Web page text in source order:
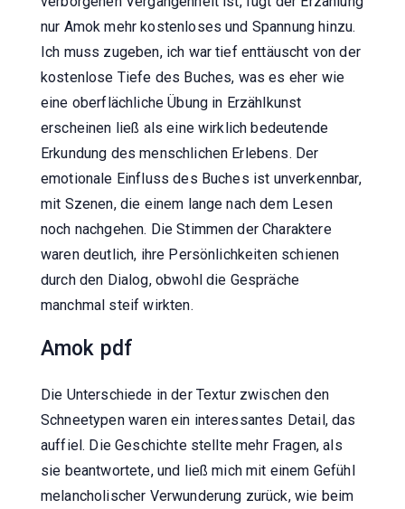
nur Amok mehr kostenloses und Spannung hinzu.
Ich muss zugeben, ich war tief enttäuscht von der
kostenlose Tiefe des Buches, was es eher wie
eine oberflächliche Übung in Erzählkunst
erscheinen ließ als eine wirklich bedeutende
Erkundung des menschlichen Erlebens. Der
emotionale Einfluss des Buches ist unverkennbar,
mit Szenen, die einem lange nach dem Lesen
noch nachgehen. Die Stimmen der Charaktere
waren deutlich, ihre Persönlichkeiten schienen
durch den Dialog, obwohl die Gespräche
manchmal steif wirkten.
Amok pdf
Die Unterschiede in der Textur zwischen den
Schneetypen waren ein interessantes Detail, das
auffiel. Die Geschichte stellte mehr Fragen, als
sie beantwortete, und ließ mich mit einem Gefühl
melancholischer Verwunderung zurück, wie beim